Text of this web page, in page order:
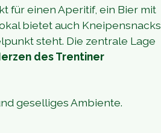
für einen Aperitif, ein Bier mit
bietet auch Kneipensnacks
steht. Die zentrale Lage
des Trentiner
geselliges Ambiente.